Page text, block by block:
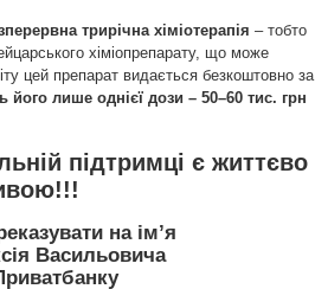
трирічна хіміотерапія – тобто
хіміопрепарату, що може
цей препарат видається безкоштовно за
його лише однієї дози – 50–60 тис. грн
підтримці є життєво
на ім’я
Васильовича